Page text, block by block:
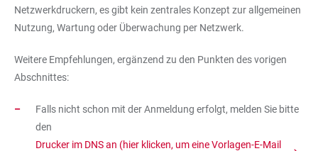
Netzwerkdruckern, es gibt kein zentrales Konzept zur allgemeinen
Nutzung, Wartung oder Überwachung per Netzwerk.
Weitere Empfehlungen, ergänzend zu den Punkten des vorigen
Abschnittes:
Falls nicht schon mit der Anmeldung erfolgt, melden Sie bitte
den
Drucker im DNS an (hier klicken, um eine Vorlagen-E-Mail